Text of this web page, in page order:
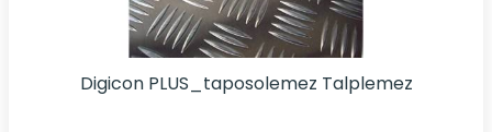
Digicon PLUS_taposolemez Talplemez